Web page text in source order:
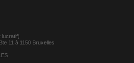
lucratif)
11 à 1150 Bruxelles